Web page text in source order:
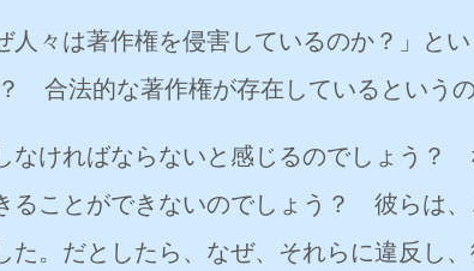
々は著作権を侵害しているのか？」と
合法的な著作権が存在しているというの
なければならないと感じるのでしょう？
ることができないのでしょう？ 彼らは
。だとしたら、なぜ、それらに違反し